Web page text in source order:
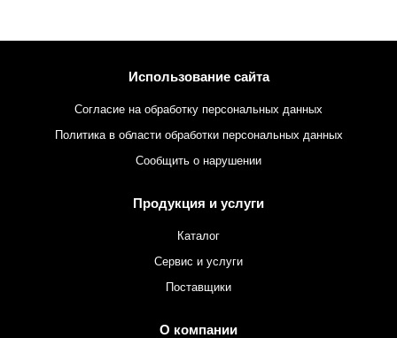
Использование сайта
Согласие на обработку персональных данных
Политика в области обработки персональных данных
Сообщить о нарушении
Продукция и услуги
Каталог
Сервис и услуги
Поставщики
О компании